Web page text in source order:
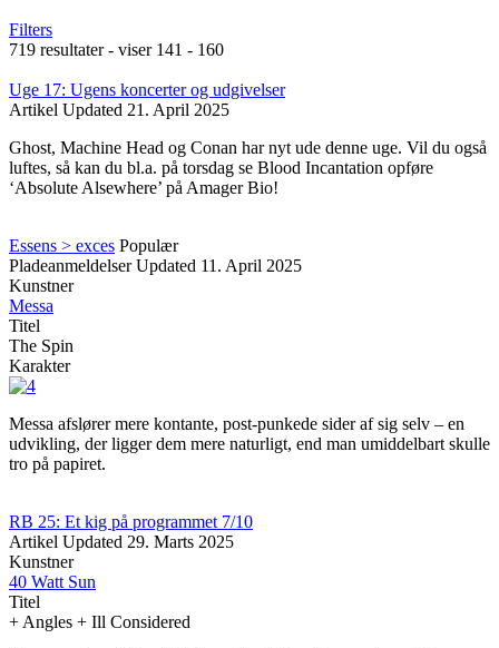
Filters
719 resultater - viser 141 - 160
Uge 17: Ugens koncerter og udgivelser
Artikel Updated 21. April 2025
Ghost, Machine Head og Conan har nyt ude denne uge. Vil du også
luftes, så kan du bl.a. på torsdag se Blood Incantation opføre
‘Absolute Alsewhere’ på Amager Bio!
Essens > exces Populær
Pladeanmeldelser Updated 11. April 2025
Kunstner
Messa
Titel
The Spin
Karakter
Messa afslører mere kontante, post-punkede sider af sig selv – en
udvikling, der ligger dem mere naturligt, end man umiddelbart skulle
tro på papiret.
RB 25: Et kig på programmet 7/10
Artikel Updated 29. Marts 2025
Kunstner
40 Watt Sun
Titel
+ Angles + Ill Considered